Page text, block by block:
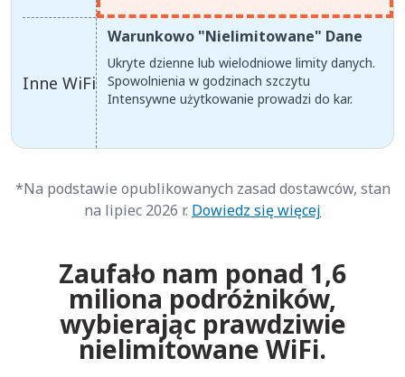
Inne WiFi
Warunkowo "Nielimitowane" Dane
Ukryte dzienne lub wielodniowe limity danych.
Spowolnienia w godzinach szczytu
Intensywne użytkowanie prowadzi do kar.
*Na podstawie opublikowanych zasad dostawców, stan
na lipiec 2026 r. Dowiedz się więcej
Zaufało nam ponad 1,6
miliona podróżników,
wybierając prawdziwie
nielimitowane WiFi.